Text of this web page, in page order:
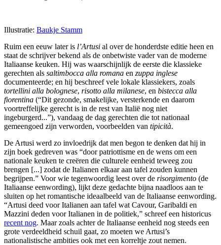
Illustratie: Baukje Stamm
Ruim een eeuw later is l’Artusi al over de honderdste editie heen en
staat de schrijver bekend als de onbetwiste vader van de moderne
Italiaanse keuken. Hij was waarschijnlijk de eerste die klassieke
gerechten als saltimbocca alla romana en zuppa inglese
documenteerde; en hij beschreef vele lokale klassiekers, zoals
tortellini alla bolognese, risotto alla milanese, en bistecca alla
fiorentina (“Dit gezonde, smakelijke, versterkende en daarom
voortreffelijke gerecht is in de rest van Italië nog niet
ingeburgerd...”), vandaag de dag gerechten die tot nationaal
gemeengoed zijn verworden, voorbeelden van tipicità.
De Artusi werd zo invloedrijk dat men begon te denken dat hij in
zijn boek gedreven was “door patriottisme en de wens om een
nationale keuken te creëren die culturele eenheid teweeg zou
brengen [...] zodat de Italianen elkaar aan tafel zouden kunnen
begrijpen.” Voor wie tegenwoordig leest over de risorgimento (de
Italiaanse eenwording), lijkt deze gedachte bijna naadloos aan te
sluiten op het romantische ideaalbeeld van de Italiaanse eenwording.
“Artusi deed voor Italianen aan tafel wat Cavour, Garibaldi en
Mazzini deden voor Italianen in de politiek,” schreef een historicus
recent nog. Maar zoals achter de Italiaanse eenheid nog steeds een
grote verdeeldheid schuil gaat, zo moeten we Artusi’s
nationalistische ambities ook met een korreltje zout nemen.